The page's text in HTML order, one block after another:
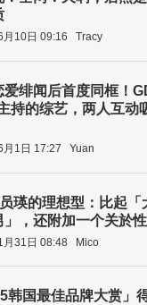
月10日 09:16 Tracy
爱绯闻后首度同框！
持的综艺，两人互动
月1日 17:27 Yuan
瑛的理想型：比起「
」，还附加一个关於
月31日 08:48 Mico
韩国最佳品牌大赏」